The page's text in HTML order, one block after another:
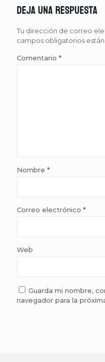
Deja una respuesta
Tu dirección de correo
campos obligatorios
Comentario *
Nombre *
Correo electrónico *
Web
Guarda mi nombre,
navegador para la